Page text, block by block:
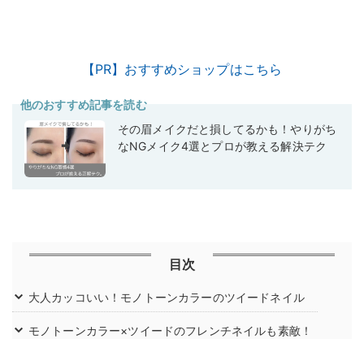
【PR】おすすめショップはこちら
他のおすすめ記事を読む
その眉メイクだと損してるかも！やりがち
なNGメイク4選とプロが教える解決テク
目次
大人カッコいい！モノトーンカラーのツイードネイル
モノトーンカラー×ツイードのフレンチネイルも素敵！